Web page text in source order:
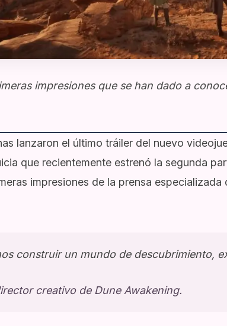
impresiones que se han dado a
lanzaron el último tráiler del nuevo
que recientemente estrenó la segunda
impresiones de la prensa
construir un mundo de descubrimiento,
creativo de Dune Awakening.